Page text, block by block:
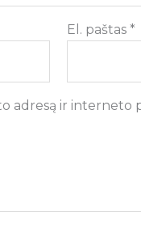
El. paštas *
adresą ir